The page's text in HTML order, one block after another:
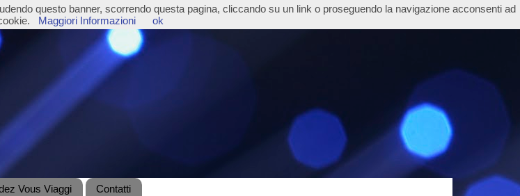
Vous Viaggi Contatti
questo banner, scorrendo questa pagina, cliccando su un link o proseguendo la navigazione acconsenti ad
Maggiori Informazioni ok